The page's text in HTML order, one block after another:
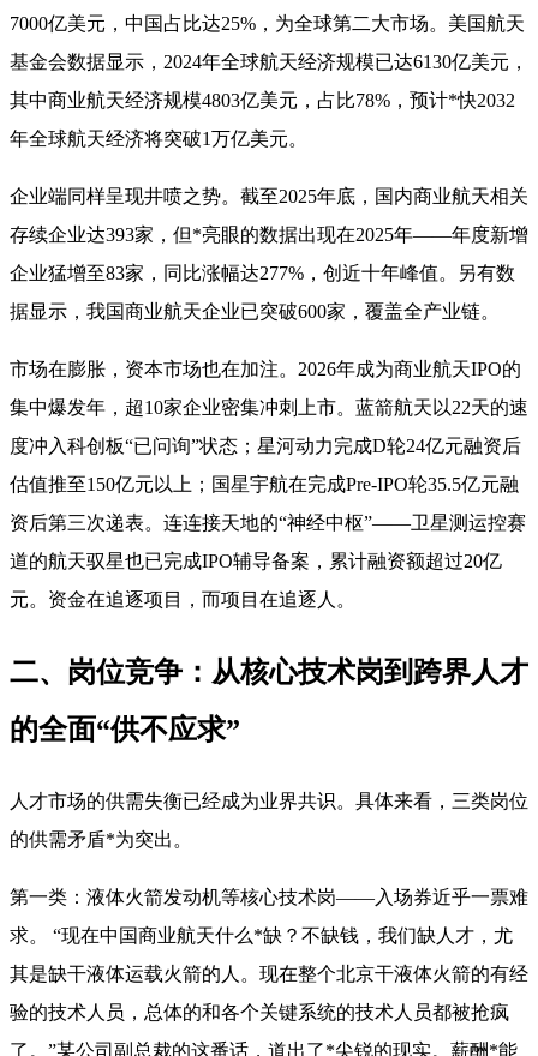
7000亿美元，中国占比达25%，为全球第二大市场。美国航天
基金会数据显示，2024年全球航天经济规模已达6130亿美元，
其中商业航天经济规模4803亿美元，占比78%，预计*快2032
年全球航天经济将突破1万亿美元。
企业端同样呈现井喷之势。截至2025年底，国内商业航天相关
存续企业达393家，但*亮眼的数据出现在2025年——年度新增
企业猛增至83家，同比涨幅达277%，创近十年峰值。另有数
据显示，我国商业航天企业已突破600家，覆盖全产业链。
市场在膨胀，资本市场也在加注。2026年成为商业航天IPO的
集中爆发年，超10家企业密集冲刺上市。蓝箭航天以22天的速
度冲入科创板“已问询”状态；星河动力完成D轮24亿元融资后
估值推至150亿元以上；国星宇航在完成Pre-IPO轮35.5亿元融
资后第三次递表。连连接天地的“神经中枢”——卫星测运控赛
道的航天驭星也已完成IPO辅导备案，累计融资额超过20亿
元。资金在追逐项目，而项目在追逐人。
二、岗位竞争：从核心技术岗到跨界人才
的全面“供不应求”
人才市场的供需失衡已经成为业界共识。具体来看，三类岗位
的供需矛盾*为突出。
第一类：液体火箭发动机等核心技术岗——入场券近乎一票难
求。 “现在中国商业航天什么*缺？不缺钱，我们缺人才，尤
其是缺干液体运载火箭的人。现在整个北京干液体火箭的有经
验的技术人员，总体的和各个关键系统的技术人员都被抢疯
了。”某公司副总裁的这番话，道出了*尖锐的现实。薪酬*能